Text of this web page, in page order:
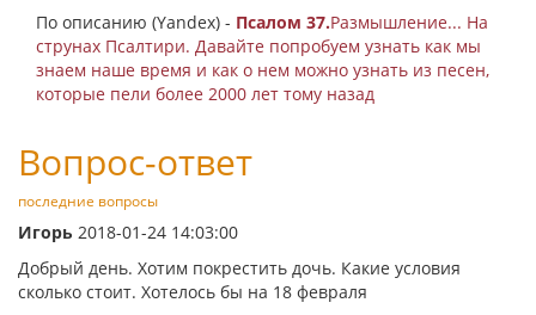
По описанию (Yandex) - Псалом 37.Размышление... На
струнах Псалтири. Давайте попробуем узнать как мы
знаем наше время и как о нем можно узнать из песен,
которые пели более 2000 лет тому назад
Вопрос-ответ
последние вопросы
Игорь 2018-01-24 14:03:00
Добрый день. Хотим покрестить дочь. Какие условия
сколько стоит. Хотелось бы на 18 февраля